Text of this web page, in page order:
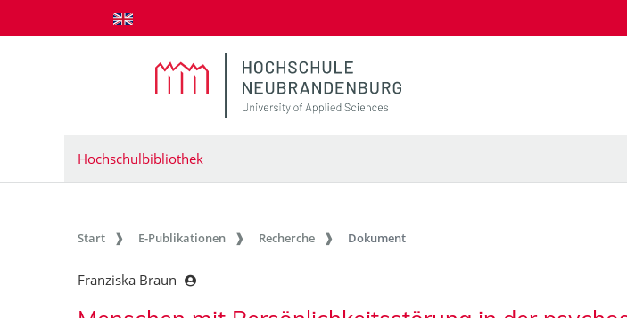
zum Inhalt springen
Hochschulbibliothek
Start E-Publikationen Recherche Dokument
Franziska Braun